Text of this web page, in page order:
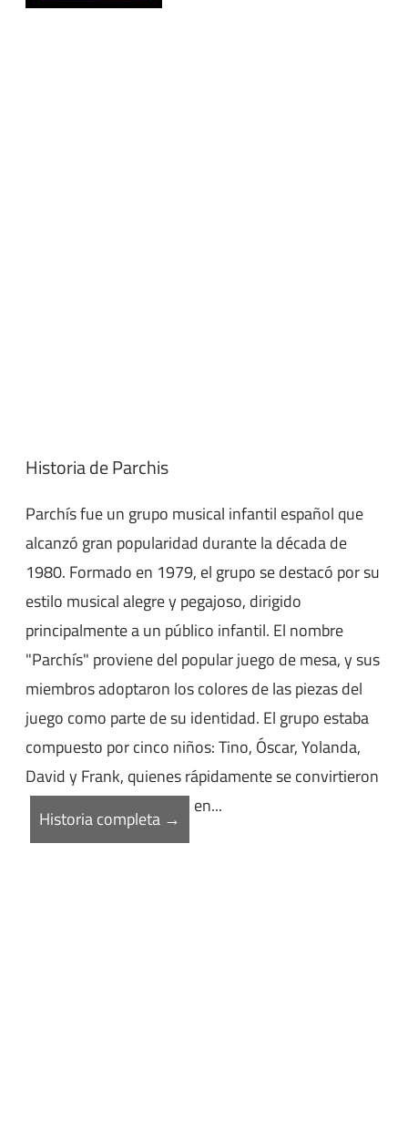
Historia de Parchis
Parchís fue un grupo musical infantil español que
alcanzó gran popularidad durante la década de
1980. Formado en 1979, el grupo se destacó por su
estilo musical alegre y pegajoso, dirigido
principalmente a un público infantil. El nombre
"Parchís" proviene del popular juego de mesa, y sus
miembros adoptaron los colores de las piezas del
juego como parte de su identidad. El grupo estaba
compuesto por cinco niños: Tino, Óscar, Yolanda,
David y Frank, quienes rápidamente se convirtieron
en...
Historia completa →